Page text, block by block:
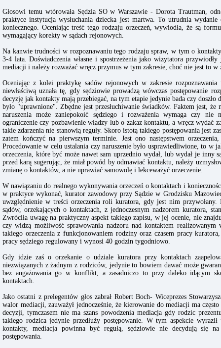
Głosowi temu wtórowała Sędzia SO w Warszawie - Dorota Trautman,
praktyce instytucja wysłuchania dziecka jest martwa. To utrudnia
koniecznego. Oceniając treść tego rodzaju orzeczeń, wywiodła, że są
wymagający korekty w sądach rejonowych.
Na kanwie trudności w rozpoznawaniu tego rodzaju spraw, w tym o
3-4 lata. Doświadczenia własne i spostrzeżenia jako wizytatora
mediacji i należy rozważać wręcz przymus w tym zakresie, choć nie jest to w
Oceniając z kolei praktykę sadów rejonowych w zakresie rozpoznawania
niewłaściwą uznała tę, gdy sędziowie prowadzą wówczas postępowanie
decyzję jak kontakty mają przebiegać, na tym etapie jedynie bada czy
było "uprawnione". Zbędne jest przesłuchiwanie świadków. Faktem jest,
naruszenia może zaniepokoić sędziego i rozważenia wymaga czy nie
ograniczenie czy pozbawienie władzy lub o zakaz kontaktu, a wręcz wydać
takie zdarzenia nie stanowią reguły. Skoro istotą takiego postępowania jest
zatem kończyć na pierwszym terminie. Jest ono następstwem
Procedowanie w celu ustalania czy naruszenie było usprawiedliwione, to w
orzeczenia, które być może nawet sam uprzednio wydał, lub wydał je inny
przed karą sugerując, że miał powód by odmawiać kontaktu, należy
zmianę o kontaktów, a nie uprawiać samowolę i lekceważyć orzeczenie.
W nawiązaniu do realnego wykonywania orzeczeń o kontaktach i
w praktyce wykonać, kurator zawodowy przy Sądzie w Grodzisku
uwzględnienie w treści orzeczenia roli kuratora, gdy jest nim
sądów, orzekających o kontaktach, z jednoczesnym nadzorem kuratora,
Zwróciła uwagę na praktyczny aspekt takiego zapisu, w jej ocenie, nie
czy widzą możliwość sprawowania nadzoru nad kontaktem
takiego orzeczenia z funkcjonowaniem rodziny oraz czasem pracy
pracy sędziego regulowany i wynosi 40 godzin tygodniowo.
Gdy idzie zaś o orzekanie o udziale kuratora przy kontaktach
niezwiązanych z żadnym z rodziców, jedynie to bowiem dawać może
bez angażowania go w konflikt, a zasadniczo to przy daleko idącym
kontaktach.
Jako ostatni z prelegentów głos zabrał Robert Boch- Wiceprezes
walor mediacji, zauważył jednocześnie, że kierowanie do mediacji ma
decyzji, tymczasem nie ma szans powodzenia mediacja gdy rodzic
takiego rodzica jedynie przedłuży postępowanie. W tym aspekcie
kontakty, mediacja powinna być regułą, sędziowie nie decydują się
postępowania.